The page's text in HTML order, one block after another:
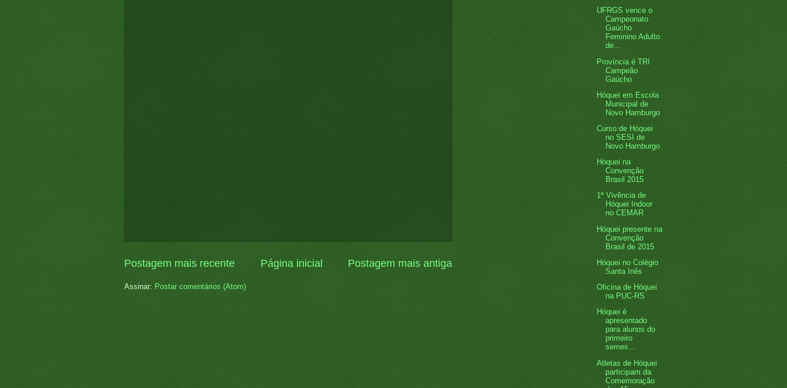
Postagem mais recente Postagem mais antiga
Página inicial
Assinar: Postar comentários (Atom)
UFRGS vence o
Campeonato
Gaúcho
Feminino Adulto
de...
Província é TRI
Campeão
Gaúcho
Hóquei em Escola
Municipal de
Novo Hamburgo
Curso de Hóquei
no SESI de
Novo Hamburgo
Hóquei na
Convenção
Brasil 2015
1ª Vivência de
Hóquei Indoor
no CEMAR
Hóquei presente na
Convenção
Brasil de 2015
Hóquei no Colégio
Santa Inês
Oficina de Hóquei
na PUC-RS
Hóquei é
apresentado
para alunos do
primeiro
semes...
Atletas de Hóquei
participam da
Comemoração